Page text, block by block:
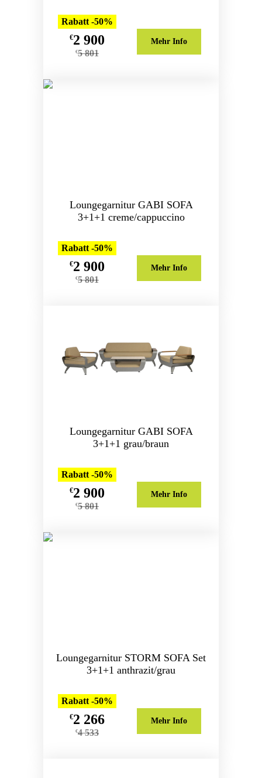
Rabatt -50%
€2 900
€5 801
Mehr Info
Loungegarnitur GABI SOFA
3+1+1 creme/cappuccino
Rabatt -50%
€2 900
€5 801
Mehr Info
Loungegarnitur GABI SOFA
3+1+1 grau/braun
Rabatt -50%
€2 900
€5 801
Mehr Info
Loungegarnitur STORM SOFA Set
3+1+1 anthrazit/grau
Rabatt -50%
€2 266
€4 533
Mehr Info